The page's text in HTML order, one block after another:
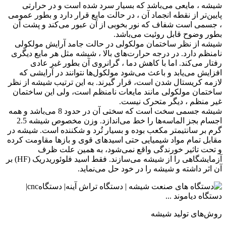
شیشه ، مایعی می‌باشد که بسیار سرد شده است و در حرارتی
پایین‌تر از نقطه انجماد آن ، در حالت مایع قرار دارد و بطور عمومی
، جسمی است شفاف که نور بخوبی از آن عبور می‌کند و پشت آن
بطور وضوح قابل روئیت می‌باشد.
شیشه از نظر ساختمان مولکولی در حالت جامد آرایش مولکولی
نامنظم دارد. در درجه حرارت‌های بالا ، شیشه مثل هر مایع دیگری
رفتار می‌کند. اما با کاهش دما ، گرانروی آن بطور غیر عادی
افزایش می‌یابد و باعث می‌شود مولکول‌ها نتوانند در آرایشی که
لازمه کریستال شدن است، قرار گیرند. به این ترتیب شیشه از نظر
ساختمان مولکولی مانند مایعات نامنظم است، ولی این ساختمان
غیر منظم ، دیگر متحرک نیست.
شیشه جسمی سخت است که سختی آن در حدود 8 می‌باشد و همه
اجسام بجز الماسه‌ها را خط می‌اندازد. وزن مخصوص شیشه 2.5
گرم بر سانتیمتر مکعب بوده و بسیار تُرد و شکننده است. شیشه در
مقابل تمام مواد شیمیایی حتی اسیدهای قوی و بازها مقاومت کرده
و تحت تاثیر خورندگی واقع نمی‌شود، به همین علت ظرف
آزمایشگاهی را از شیشه می‌سازند. فقط اسید فلوئوریدریک (HF) بر
آن اثر داشته و شیشه را در خود حل می‌نماید.
روش‌های تولید شیشه